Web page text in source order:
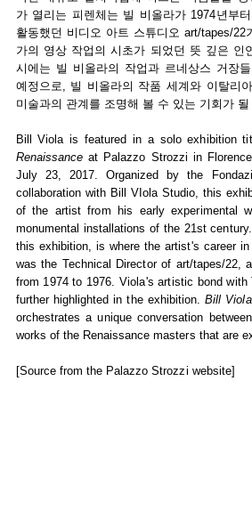
가 열리는 피렌체는 빌 비올라가 1974년부
활동했던 비디오 아트 스튜디오 art/tapes/
가의 영상 작업의 시초가 되었던 뜻 깊은 인
시에는 빌 비올라의 작업과 르네상스 거장
예정으로, 빌 비올라의 작품 세계와 이탈리
미술과의 관계를 조명해 볼 수 있는 기회가
Bill Viola is featured in a solo exhibition
Renaissanceat Palazzo Strozzi in
July 23, 2017. Organized by the
collaboration with Bill VIola Studio, this
of the artist from his early experimental
monumental installations of the 21st
this exhibition, is where the artist's career
was the Technical Director of art/tapes/22,
from 1974 to 1976. Viola's artistic bond
further highlighted in the exhibition.Bill
orchestrates a unique conversation
works of the Renaissance masters that are
[Source from the Palazzo Strozzi website]